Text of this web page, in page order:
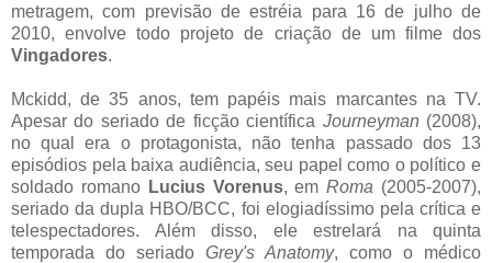
metragem, com previsão de estréia para 16 de julho de
2010, envolve todo projeto de criação de um filme dos
Vingadores.
Mckidd, de 35 anos, tem papéis mais marcantes na TV.
Apesar do seriado de ficção científica Journeyman (2008),
no qual era o protagonista, não tenha passado dos 13
episódios pela baixa audiência, seu papel como o político e
soldado romano Lucius Vorenus, emRoma (2005-2007),
seriado da dupla HBO/BCC, foi elogiadíssimo pela crítica e
telespectadores. Além disso, ele estrelará na quinta
temporada do seriado Grey's Anatomy, como o médico